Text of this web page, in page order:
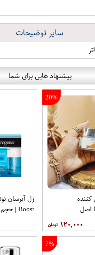
سایر توضیحات
پیشنهاد هایی برای شما
20%
کننده
۱۲۰,۰۰۰
Boost | حجم 50 میلی‌لیتر
7%